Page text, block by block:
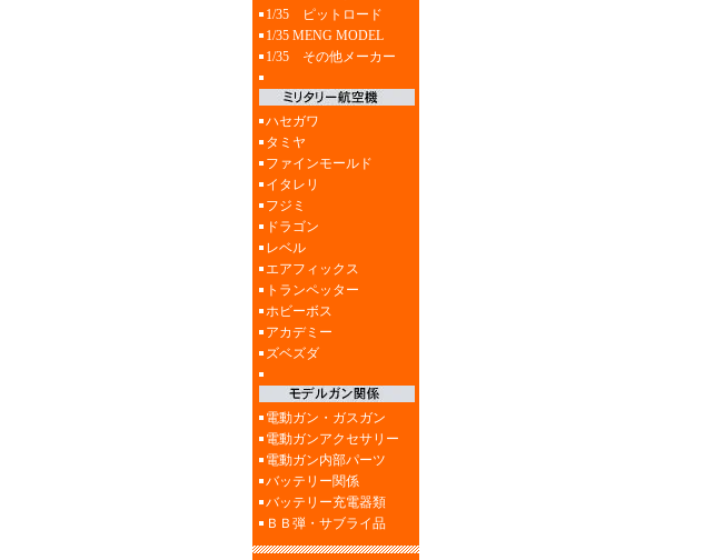
1/35 ピットロード
1/35 MENG MODEL
1/35 その他メーカー
ハセガワ
タミヤ
ファインモールド
イタレリ
フジミ
ドラゴン
レベル
エアフィックス
トランペッター
ホビーボス
アカデミー
ズベズダ
電動ガン・ガスガン
電動ガンアクセサリー
電動ガン内部パーツ
バッテリー関係
バッテリー充電器類
ＢＢ弾・サブライ品